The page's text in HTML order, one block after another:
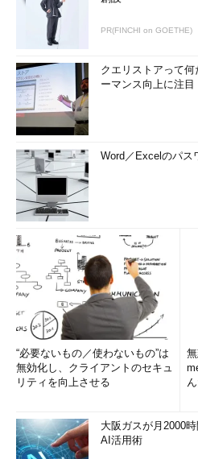
PR(FINCHI on GOETHE)
クエリストアって
ーマンス向上に注目
Word／Excelのパス
“必要ないもの／使わないもの”は
無効化し、クライアントのセキュ
リティを向上させる
大阪ガスが月2000
AI活用術